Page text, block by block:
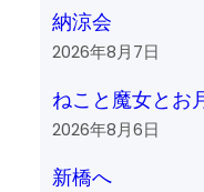
納涼会
2026年8月7日
ねこと魔女とお
2026年8月6日
新橋へ